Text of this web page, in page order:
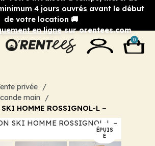
4 jours ouvrés avant le début
de votre location 🚚
en lignesur orentees.com
0
privée
main
SKI HOMME ROSSIGNOL-L –
ÉPUIS
É
pour agrandir